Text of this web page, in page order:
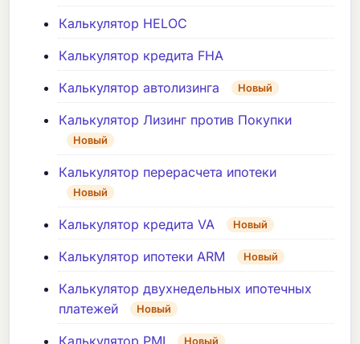
Калькулятор HELOC
Калькулятор кредита FHA
Калькулятор автолизинга
Новый
Калькулятор Лизинг против Покупки
Новый
Калькулятор перерасчета ипотеки
Новый
Калькулятор кредита VA Новый
Калькулятор ипотеки ARM Новый
Калькулятор двухнедельных ипотечных
платежей
Новый
Калькулятор PMI Новый